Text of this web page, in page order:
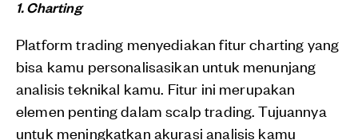
1. Charting
Platform trading menyediakan fitur charting yang
bisa kamu personalisasikan untuk menunjang
analisis teknikal kamu. Fitur ini merupakan
elemen penting dalam scalp trading. Tujuannya
untuk meningkatkan akurasi analisis kamu